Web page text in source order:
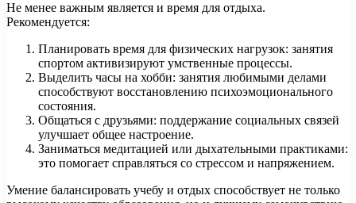
Не менее важным является и время для отдыха.
Рекомендуется:
Планировать время для физических нагрузок: занятия
спортом активизируют умственные процессы.
Выделить часы на хобби: занятия любимыми делами
способствуют восстановлению психоэмоционального
состояния.
Общаться с друзьями: поддержание социальных связей
улучшает общее настроение.
Заниматься медитацией или дыхательными практиками:
это помогает справляться со стрессом и напряжением.
Умение балансировать учебу и отдых способствует не только